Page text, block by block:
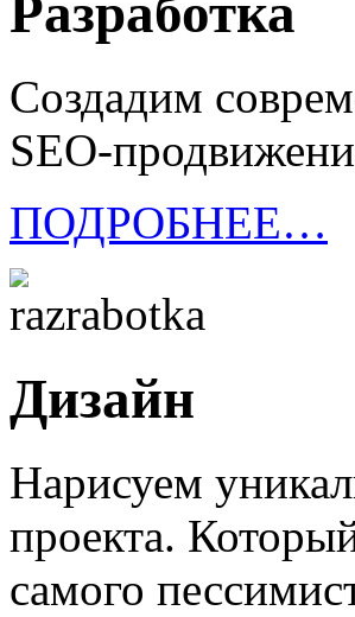
Разработка
Создадим
SEO-
ПОДРОБНЕЕ…
Дизайн
Нарисуем
проекта.
самого